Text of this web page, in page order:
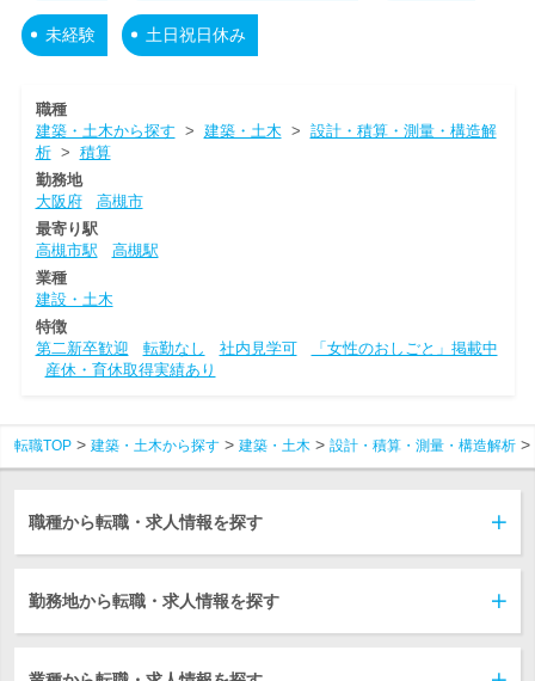
未経験 土日祝日休み
職種
建築・土木から探す > 建築・土木 > 設計・積算・測量・構造解
析> 積算
勤務地
大阪府
高槻市
最寄り駅
高槻市駅
高槻駅
業種
建設・土木
特徴
第二新卒歓迎
転勤なし 社内見学可
「女性のおしごと」掲載中
産休・育休取得実績あり
転職TOP 建築・土木から探す 建築・土木 設計・積算・測量・構造解析
職種から転職・求人情報を探す
勤務地から転職・求人情報を探す